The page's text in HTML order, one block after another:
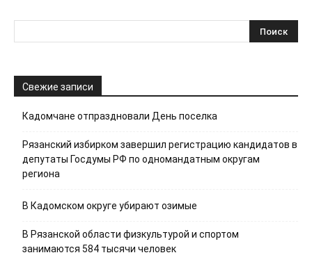
Свежие записи
Кадомчане отпраздновали День поселка
Рязанский избирком завершил регистрацию кандидатов в
депутаты Госдумы РФ по одномандатным округам
региона
В Кадомском округе убирают озимые
В Рязанской области физкультурой и спортом
занимаются 584 тысячи человек